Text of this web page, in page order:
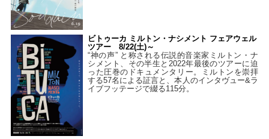
ビトゥーカ ミルトン・ナシメント フェアウェル
ツアー 8/22(土)～
“神の声” と称される伝説的音楽家ミルトン・ナ
シメント、その半生と2022年最後のツアーに迫
った圧巻のドキュメンタリー。ミルトンを崇拝
する57名による証言と、本人のインタヴュー&ラ
イブフッテージで綴る115分。